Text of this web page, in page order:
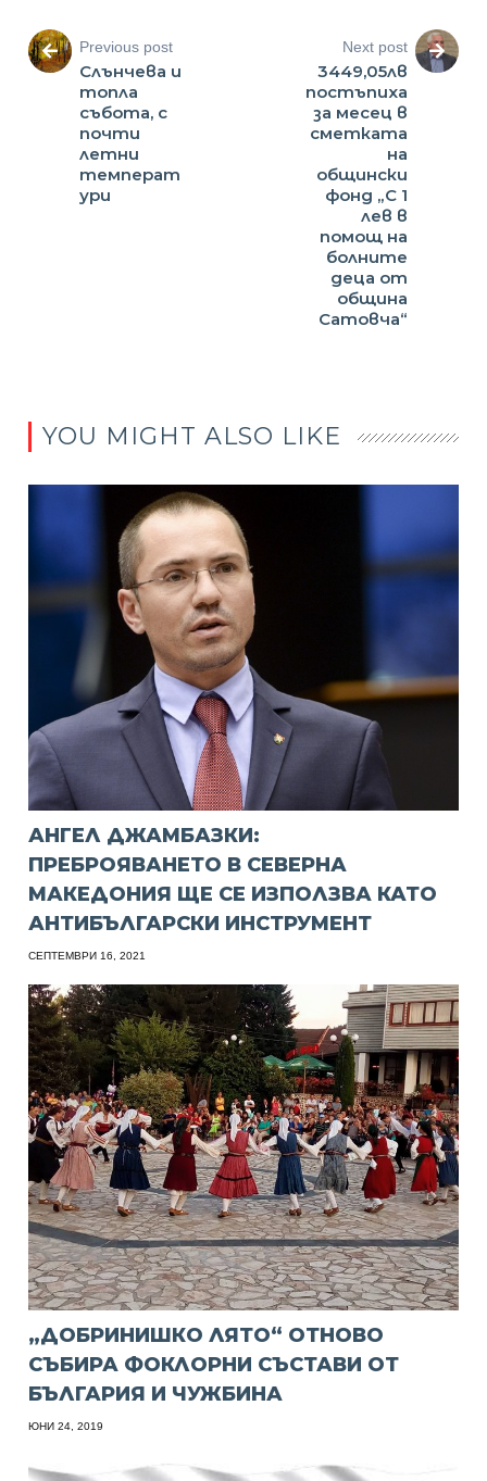
Previous post
Слънчева и
топла
събота, с
почти
летни
температ
ури
Next post
3449,05лв
постъпиха
за месец в
сметката
на
общински
фонд „С 1
лев в
помощ на
болните
деца от
община
Сатовча“
YOU MIGHT ALSO LIKE
АНГЕЛ ДЖАМБАЗКИ:
ПРЕБРОЯВАНЕТО В СЕВЕРНА
МАКЕДОНИЯ ЩЕ СЕ ИЗПОЛЗВА КАТО
АНТИБЪЛГАРСКИ ИНСТРУМЕНТ
СЕПТЕМВРИ 16, 2021
„ДОБРИНИШКО ЛЯТО“ ОТНОВО
СЪБИРА ФОКЛОРНИ СЪСТАВИ ОТ
БЪЛГАРИЯ И ЧУЖБИНА
ЮНИ 24, 2019